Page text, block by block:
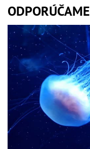
ODPORÚČAME